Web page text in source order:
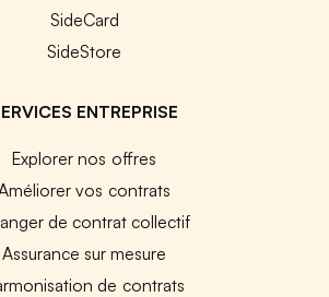
SideCard
SideStore
ENTREPRISE
Explorer nos offres
vos contrats
de contrat collectif
Assurance sur mesure
de contrats